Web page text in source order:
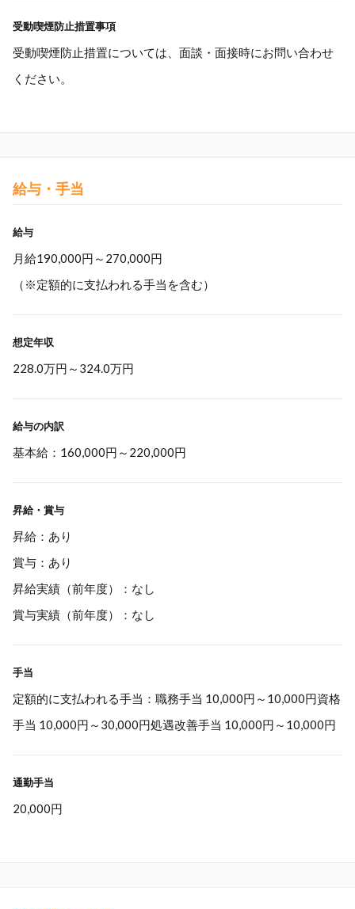
受動喫煙防止措置事項
受動喫煙防止措置については、面談・面接時にお問い合わせ
ください。
給与・手当
給与
月給190,000円～270,000円
（※定額的に支払われる手当を含む）
想定年収
228.0万円 ～ 324.0万円
給与の内訳
基本給：160,000円～220,000円
昇給・賞与
昇給：あり
賞与：あり
昇給実績（前年度）：なし
賞与実績（前年度）：なし
手当
定額的に支払われる手当：職務手当 10,000円～10,000円資格
手当 10,000円～30,000円処遇改善手当 10,000円～10,000円
通勤手当
20,000円